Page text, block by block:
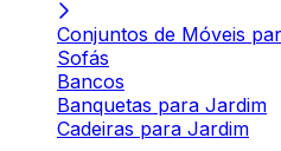
Conjuntos de Móveis
Sofás
Bancos
Banquetas para Jardim
Cadeiras para Jardim